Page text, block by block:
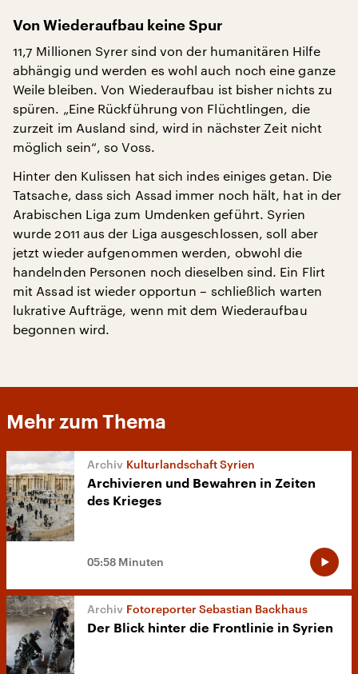
Von Wiederaufbau keine Spur
11,7 Millionen Syrer sind von der humanitären Hilfe
abhängig und werden es wohl auch noch eine ganze
Weile bleiben. Von Wiederaufbau ist bisher nichts zu
spüren. „Eine Rückführung von Flüchtlingen, die
zurzeit im Ausland sind, wird in nächster Zeit nicht
möglich sein“, so Voss.
Hinter den Kulissen hat sich indes einiges getan. Die
Tatsache, dass sich Assad immer noch hält, hat in der
Arabischen Liga zum Umdenken geführt. Syrien
wurde 2011 aus der Liga ausgeschlossen, soll aber
jetzt wieder aufgenommen werden, obwohl die
handelnden Personen noch dieselben sind. Ein Flirt
mit Assad ist wieder opportun – schließlich warten
lukrative Aufträge, wenn mit dem Wiederaufbau
begonnen wird.
Mehr zum Thema
Kulturlandschaft Syrien
Archivieren und Bewahren in Zeiten
des Krieges
05:58 Minuten
Fotoreporter Sebastian Backhaus
Der Blick hinter die Frontlinie in Syrien